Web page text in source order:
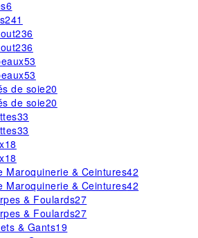
6
241
236
236
53
53
de soie20
de soie20
33
33
18
18
Maroquinerie & Ceintures42
Maroquinerie & Ceintures42
& Foulards27
& Foulards27
& Gants19